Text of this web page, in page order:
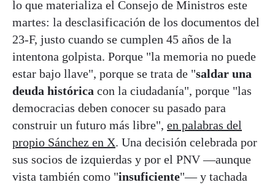
lo que materializa el Consejo de Ministros este
martes: la desclasificación de los documentos del
23-F, justo cuando se cumplen 45 años de la
intentona golpista. Porque "la memoria no puede
estar bajo llave", porque se trata de "saldar una
deuda histórica con la ciudadanía", porque "las
democracias deben conocer su pasado para
construir un futuro más libre", en palabras del
propio Sánchez en X. Una decisión celebrada por
sus socios de izquierdas y por el PNV —aunque
vista también como "insuficiente"— y tachada